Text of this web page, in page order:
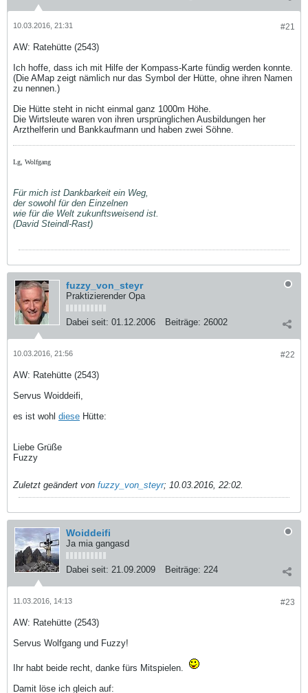
#21
10.03.2016, 21:31
AW: Ratehütte (2543)
Ich hoffe, dass ich mit Hilfe der Kompass-Karte fündig werden konnte.
(Die AMap zeigt nämlich nur das Symbol der Hütte, ohne ihren Namen
zu nennen.)
Die Hütte steht in nicht einmal ganz 1000m Höhe.
Die Wirtsleute waren von ihren ursprünglichen Ausbildungen her
Arzthelferin und Bankkaufmann und haben zwei Söhne.
Lg, Wolfgang
Für mich ist Dankbarkeit ein Weg,
der sowohl für den Einzelnen
wie für die Welt zukunftsweisend ist.
(David Steindl-Rast)
fuzzy_von_steyr
Praktizierender Opa
Dabei seit: 01.12.2006 Beiträge: 26002
#22
10.03.2016, 21:56
AW: Ratehütte (2543)
Servus Woiddeifi,
es ist wohl diese Hütte:
Liebe Grüße
Fuzzy
Zuletzt geändert von fuzzy_von_steyr; 10.03.2016, 22:02.
Woiddeifi
Ja mia gangasd
Dabei seit: 21.09.2009 Beiträge: 224
#23
11.03.2016, 14:13
AW: Ratehütte (2543)
Servus Wolfgang und Fuzzy!
Ihr habt beide recht, danke fürs Mitspielen.
Damit löse ich gleich auf: